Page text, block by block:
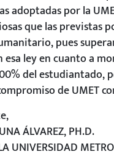
adoptadas por la
que las previstas
pues
esa ley en cuanto a
del estudiantado,
de UMET
ÁLVAREZ, PH.D.
UNIVERSIDAD